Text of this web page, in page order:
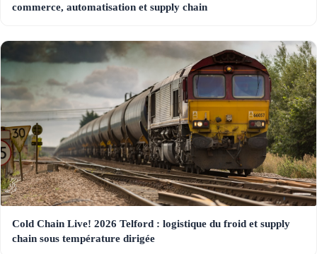
commerce, automatisation et supply chain
Cold Chain Live! 2026 Telford : logistique du froid et supply
chain sous température dirigée